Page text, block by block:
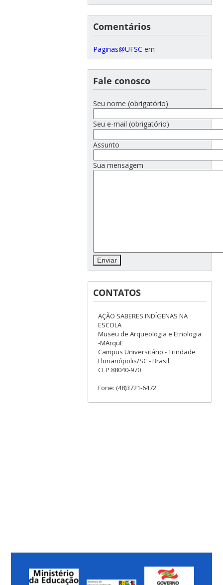
Comentários
Paginas@UFSC em
Fale conosco
Seu nome (obrigatório)
Seu e-mail (obrigatório)
Assunto
Sua mensagem
CONTATOS
AÇÃO SABERES INDÍGENAS NA
ESCOLA
Museu de Arqueologia e Etnologia
-MArquE
Campus Universitário - Trindade
Florianópolis/SC - Brasil
CEP 88040-970
Fone: (48)3721-6472